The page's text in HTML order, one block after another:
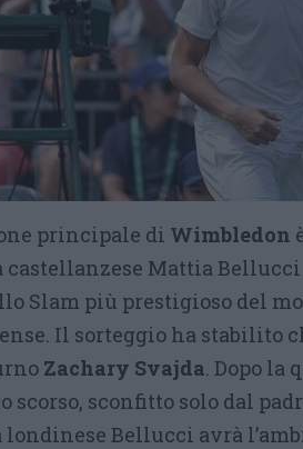
principale di Wimbledon
Mattia
Slam più prestigioso del
Il sorteggio ha stabilito
Zachary Svajda. Dopo la
scorso, sconfitto solo dal
londinese Bellucci avrà